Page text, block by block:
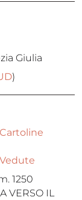
Giulia
)
1250
VERSO IL